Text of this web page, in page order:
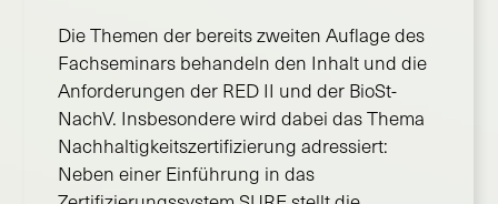
Die Themen der bereits zweiten Auflage des
Fachseminars behandeln den Inhalt und die
Anforderungen der RED II und der BioSt-
NachV. Insbesondere wird dabei das Thema
Nachhaltigkeitszertifizierung adressiert:
Neben einer Einführung in das